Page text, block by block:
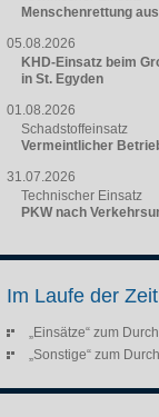
Menschenrettung
05.08.2026
KHD-Einsatz beim
in St. Egyden
01.08.2026
Schadstoffeinsatz
Vermeintlicher
31.07.2026
Technischer Einsatz
PKW nach
Im Laufe der Zeit
„Einsätze“ zum
„Sonstige“ zum